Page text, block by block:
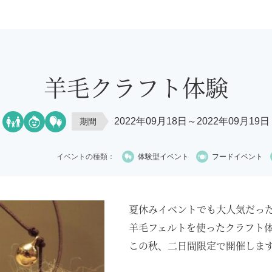
羊毛クラフト体験
期間 2022年09月18日～2022年09月19日
イベントの種類： 体験型イベント フードイベント
夏休みイベントでも大人気だっ
羊毛フェルトを使ったクラフト
この秋、二日間限定で開催しま